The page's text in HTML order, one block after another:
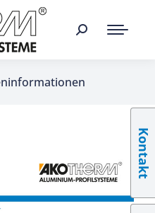
Kontakt